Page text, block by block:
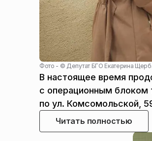
Фото - © Депутат БГО Екатерина
В настоящее время
с операционным блоком
по ул. Комсомольской,
Читать полностью